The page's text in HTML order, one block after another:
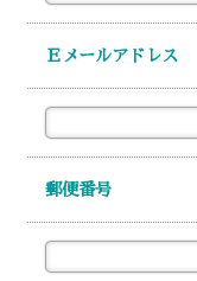
Ｅメールアドレス
郵便番号